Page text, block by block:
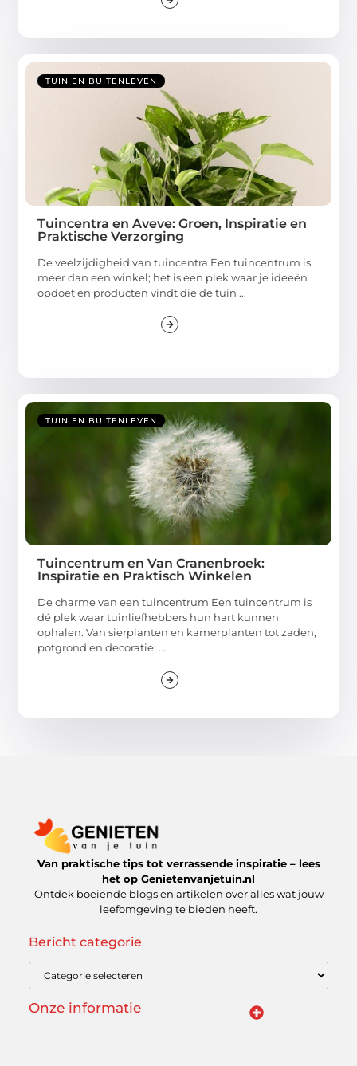
TUIN EN BUITENLEVEN
Tuincentra en Aveve: Groen, Inspiratie en
Praktische Verzorging
De veelzijdigheid van tuincentra Een tuincentrum is
meer dan een winkel; het is een plek waar je ideeën
opdoet en producten vindt die de tuin ...
TUIN EN BUITENLEVEN
Tuincentrum en Van Cranenbroek:
Inspiratie en Praktisch Winkelen
De charme van een tuincentrum Een tuincentrum is
dé plek waar tuinliefhebbers hun hart kunnen
ophalen. Van sierplanten en kamerplanten tot zaden,
potgrond en decoratie: ...
Van praktische tips tot verrassende inspiratie – lees
het op Genietenvanjetuin.nl
Ontdek boeiende blogs en artikelen over alles wat jouw
leefomgeving te bieden heeft.
Bericht categorie
Onze informatie